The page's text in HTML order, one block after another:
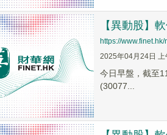
【異動股】
https://
2025年04月24日 上
今日早盤，截至
(30077...